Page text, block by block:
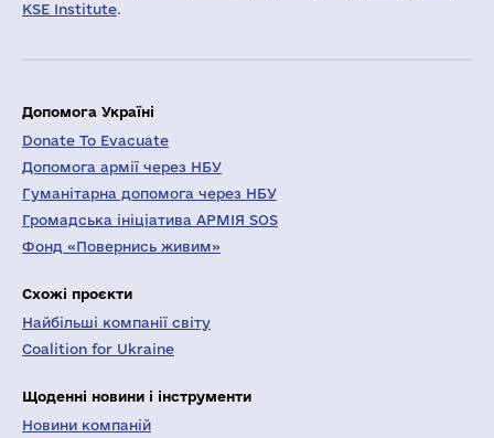
KSE Institute.
Допомога Україні
Donate To Evacuate
Допомога армії через НБУ
Гуманітарна допомога через НБУ
Громадська ініціатива АРМІЯ SOS
Фонд «Повернись живим»
Схожі проєкти
Найбільші компанії світу
Coalition for Ukraine
Щоденні новини і інструменти
Новини компаній